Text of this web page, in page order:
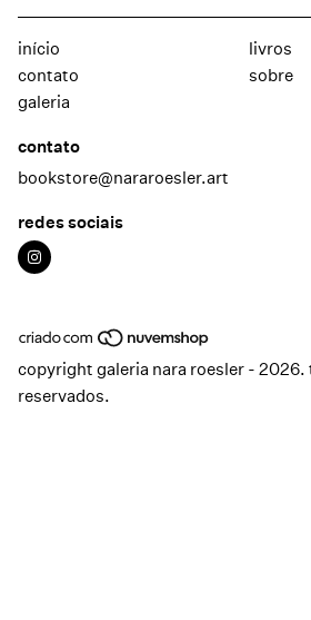
início
livros
contato
sobre
galeria
contato
bookstore@nararoesler.art
redes sociais
copyright galeria nara roesler -
reservados.